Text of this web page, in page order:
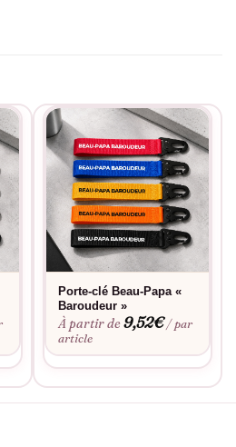
Porte-clé Beau-Papa «
Baroudeur »
À partir de9,52€ / par
article